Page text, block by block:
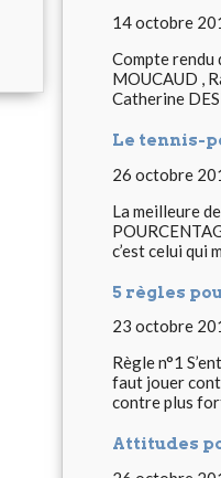
14 octobre
Compte rendu
MOUCAUD ,
Catherine
Le tennis-
26 octobre
La meilleure
c’est celui qui
5 règles
23 octobre
Règle n°1
faut jouer
contre plus
Attitudes